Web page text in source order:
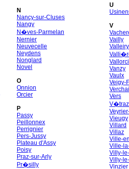
N
Nancy-sur-Cluses
Nangy
N�ves-Parmelan
Nernier
Neuvecelle
Neydens
Nonglard
Novel
O
Onnion
Orcier
P
Passy
Peillonnex
Perrignier
Pers-Jussy
Plateau d'Assy
Poisy
Praz-sur-Arly
Pr�silly
U
V
Vailly
Valleiry
Vanzy
Vaulx
Veigy-
Vers
Vieugy
Villard
Villaz
Ville-
Ville-
Villy-
Villy-
Vinzier